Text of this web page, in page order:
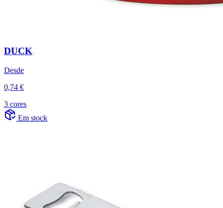
DUCK
Desde
0,74 €
3 cores
Em stock